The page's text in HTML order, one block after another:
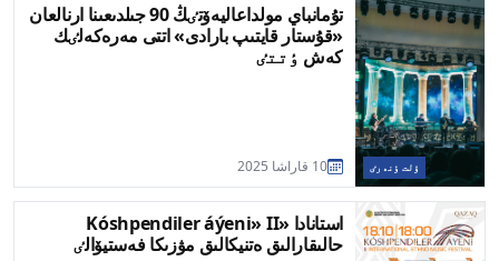
ۇلت ٶنەرٸ
تۇمانباي مولداعاليەۆتٸڭ 90 جىلدىعىنا ارنالعان
«قۇستار قايتىپ بارادى» اتتى مەرەكەلٸك
كەش ٶتتٸ
10 قاراشا 2025
استانادا «Kóshpendiler áýeni» II
حالىقارالىق ەتنيكالىق مۋزىكا فەستيۆالٸ